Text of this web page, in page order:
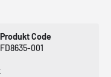
Produkt Code
FD8635-001